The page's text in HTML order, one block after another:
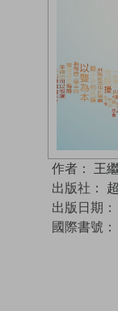
作者： 王
出版社：
出版日期：
國際書號：